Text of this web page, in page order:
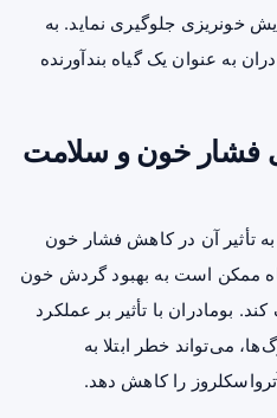
خونریزی جلوگیری نماید. به
به عنوان یک گیاه بندآورنده
فشار خون و سلامت
تأثیر آن در کاهش فشار خون
ممکن است به بهبود گردش خون
بومادران با تأثیر بر عملکرد
می‌تواند خطر ابتلا به
را کاهش دهد.